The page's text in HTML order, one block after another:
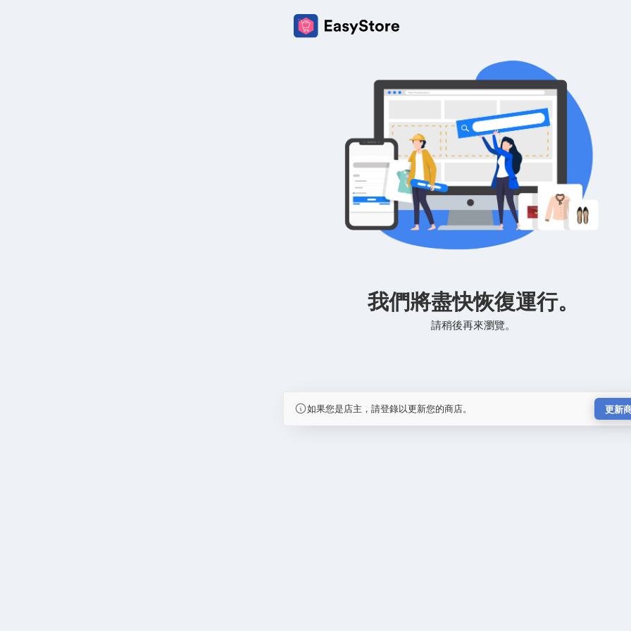
我們將盡快恢復運行。
請稍後再來瀏覽。
如果您是店主，請登錄以更新您的商店。 更新